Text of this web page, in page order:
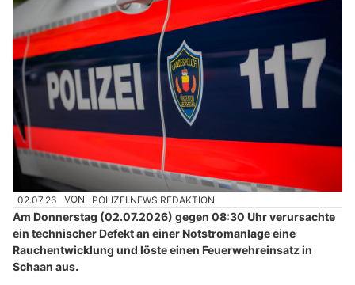
02.07.26 VON POLIZEI.NEWS REDAKTION
Am Donnerstag (02.07.2026) gegen 08:30 Uhr verursachte
ein technischer Defekt an einer Notstromanlage eine
Rauchentwicklung und löste einen Feuerwehreinsatz in
Schaan aus.